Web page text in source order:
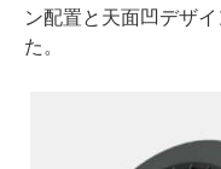
ン配置と天面凹デザ
た。